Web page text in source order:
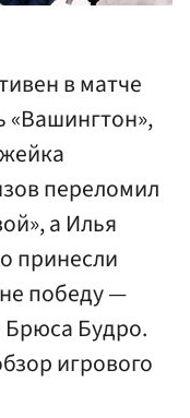
в матче
«Вашингтон»,
переломил
а Илья
принесли
победу —
Будро.
игрового